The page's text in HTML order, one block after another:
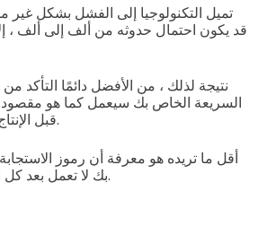
تميل التكنولوجيا إلى الفشل بشكل غير
قد يكون احتمال حدوثه من ألف إلى ألف ،
نتيجة لذلك ، من الأفضل دائمًا التأكد
السريعة الخاص بك سيعمل كما هو مقصود
قبل الإنتاج والتوزيع بالجملة.
أقل ما تريده هو معرفة أن رموز
بك لا تعمل بعد كل الجهود التي بذلتها.